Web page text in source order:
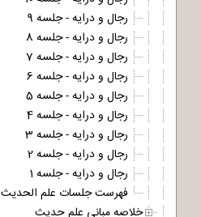
رجال و درایه - جلسه 9
رجال و درایه - جلسه 8
رجال و درایه - جلسه 7
رجال و درایه - جلسه 6
رجال و درایه - جلسه 5
رجال و درایه - جلسه 4
رجال و درایه - جلسه 3
رجال و درایه - جلسه 2
رجال و درایه - جلسه 1
فهرست جلسات علم الحدیث
خلاصه مبانی علم حدیث